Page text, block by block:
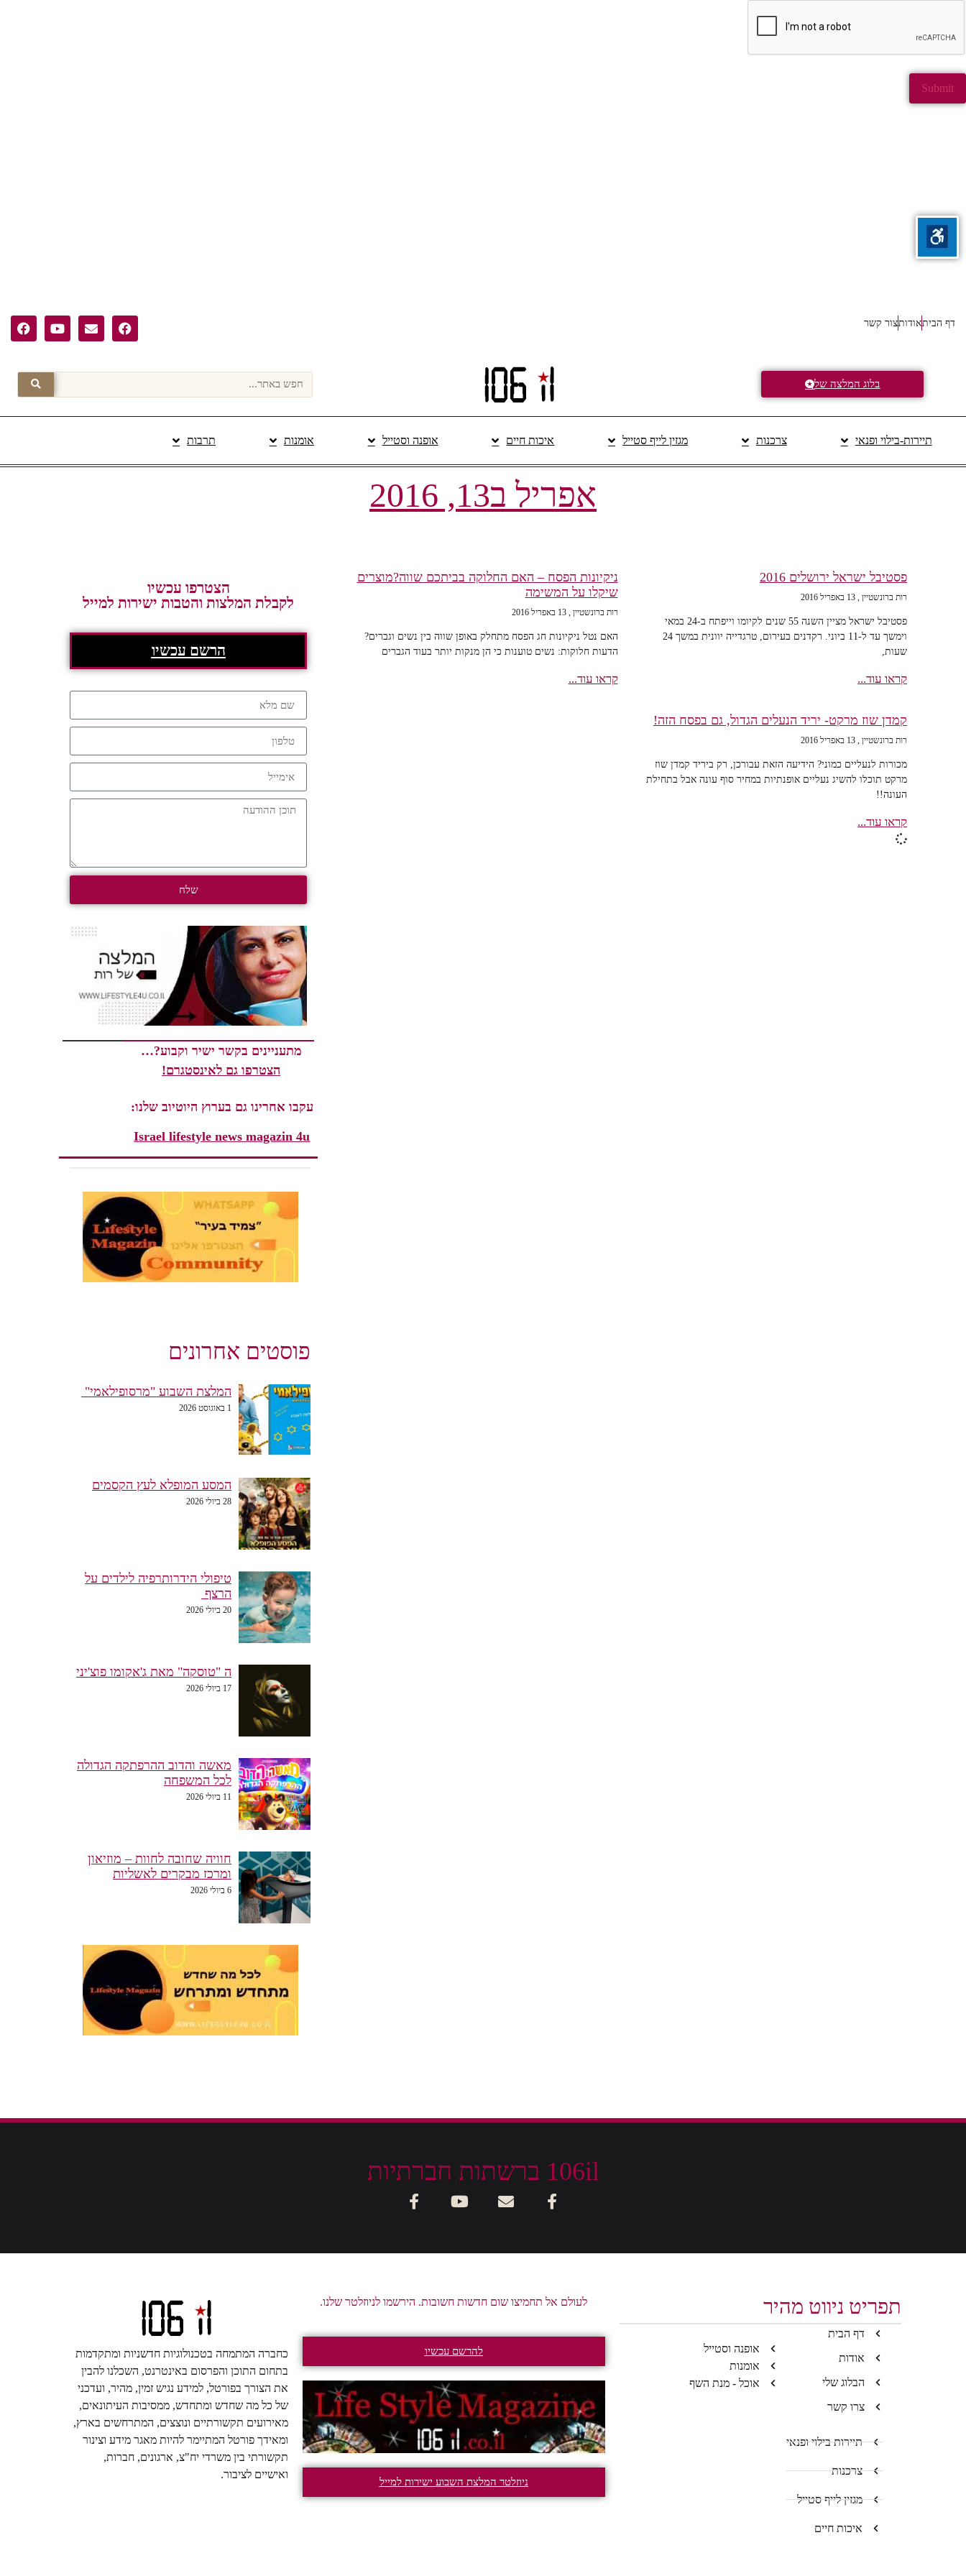
דף הביתאודותצור קשר
בלוג המלצה של
תיירות-בילוי ופנאי צרכנות מגזין לייף סטייל איכות חיים אופנה וסטייל אומנות תרבות
אפריל ב13, 2016
פסטיבל ישראל ירושלים 2016
רות ברונשטיין 13 באפריל 2016
פסטיבל ישראל מציין השנה 55 שנים לקיומו וייפתח ב-24 במאי
וימשך עד ל-11 ביוני. רקדנים בעירום, טרגדייה יוונית במשך 24
שעות,
קראו עוד...
ניקיונות הפסח – האם החלוקה בביתכם שווה?מוצרים
שיקלו על המשימה
רות ברונשטיין 13 באפריל 2016
האם נטל ניקיונות חג הפסח מתחלק באופן שווה בין נשים וגברים?
הדעות חלוקות: נשים טוענות כי הן מנקות יותר בעוד הגברים
קראו עוד...
קמדן שוז מרקט- יריד הנעלים הגדול, גם בפסח הזה!
רות ברונשטיין 13 באפריל 2016
מכורות לנעליים כמוני? הידיעה הזאת עבורכן, רק ביריד קמדן שוז
מרקט תוכלו להשיג נעליים אופנתיות במחיר סוף עונה אבל בתחילת
העונה!!
קראו עוד...
הצטרפו עכשיו
לקבלת המלצות והטבות ישירות למייל
הרשם עכשיו
שלח
מתעניינים בקשר ישיר וקבוע?…
הצטרפו גם לאינסטגרם!
עקבו אחרינו גם בערוץ היוטיוב שלנו:
Israel lifestyle news magazin 4u
פוסטים אחרונים
המלצת השבוע "מרסופילאמי"
1 באוגוסט 2026
המסע המופלא לעץ הקסמים
28 ביולי 2026
טיפולי הידרותרפיה לילדים על
הרצף
20 ביולי 2026
ה "טוסקה" מאת ג'אקומו פוצ'יני
17 ביולי 2026
מאשה והדוב ההרפתקה הגדולה
לכל המשפחה
11 ביולי 2026
חוויה שחובה לחוות – מוזיאון
ומרכז מבקרים לאשליות
6 ביולי 2026
106il ברשתות חברתיות
תפריט ניווט מהיר
דף הבית
אודות
הבלוג שלי
צרו קשר
אופנה וסטייל
אומנות
אוכל - מנת השף
תיירות בילוי ופנאי
צרכנות
מגזין לייף סטייל
איכות חיים
לעולם אל תחמיצו שום חדשות חשובות. הירשמו לניוזלטר שלנו.
להרשם עכשיו
ניוזלטר המלצת השבוע ישירות למייל
כחברה המתמחה בטכנולוגיות חדשניות ומתקדמות
בתחום התוכן והפרסום באינטרנט, השכלנו להבין
את הצורך בפורטל, למידע נגיש זמין, מהיר, ועדכני
של כל מה שחדש ומתחדש, ממסיבות העיתונאים,
מאירועים תקשורתיים ונוצצים, המתרחשים בארץ,
ומאידך פורטל המתיימר להיות מאגר מידע וצינור
תקשורתי בין משרדי יח"צ, ארגונים, חברות,
ואישיים לציבור.